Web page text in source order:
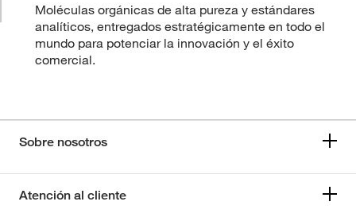
Moléculas orgánicas de alta pureza y estándares
analíticos, entregados estratégicamente en todo el
mundo para potenciar la innovación y el éxito
comercial.
Sobre nosotros
Atención al cliente